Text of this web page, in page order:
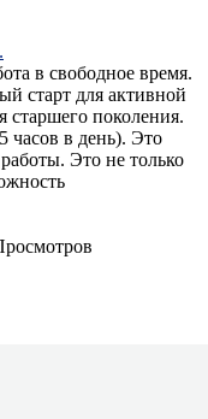
в свободное время.
старт для активной
поколения.
часов в день). Это
Это не только